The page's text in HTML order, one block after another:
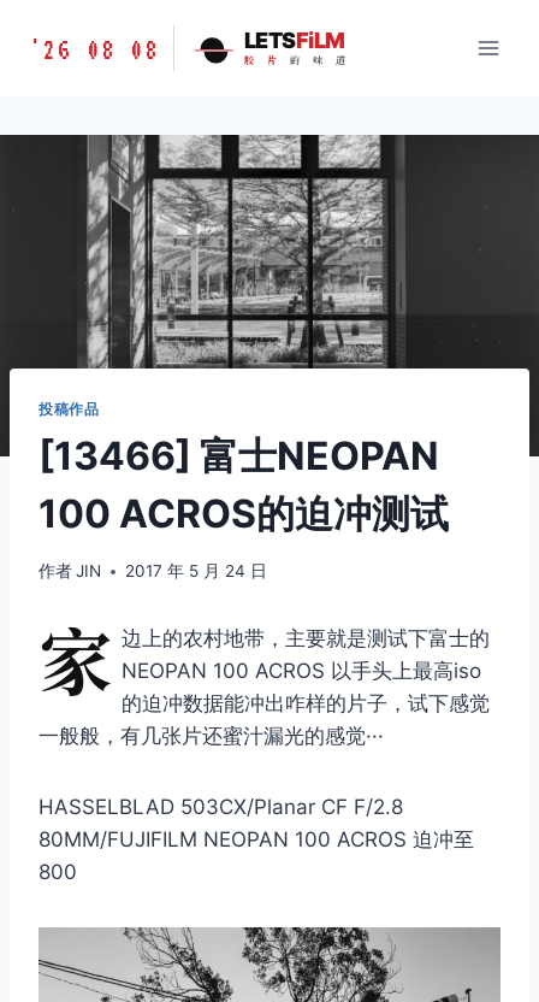
胶
味
LETSFILM
'26 08 08 LETSFiLM
胶 片 的 味 道
投稿作品
[13466] 富士NEOPAN
100 ACROS的迫冲测试
作者JIN 2017 年 5 月 24 日
家 边上的农村地带，主要就是测试下富士的
NEOPAN 100 ACROS 以手头上最高iso
的迫冲数据能冲出咋样的片子，试下感觉
一般般，有几张片还蜜汁漏光的感觉···
HASSELBLAD 503CX/Planar CF F/2.8
80MM/FUJIFILM NEOPAN 100 ACROS 迫冲至
800